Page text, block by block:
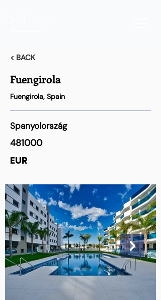
< BACK
Fuengirola
Fuengirola, Spain
Spanyolország
481000
EUR